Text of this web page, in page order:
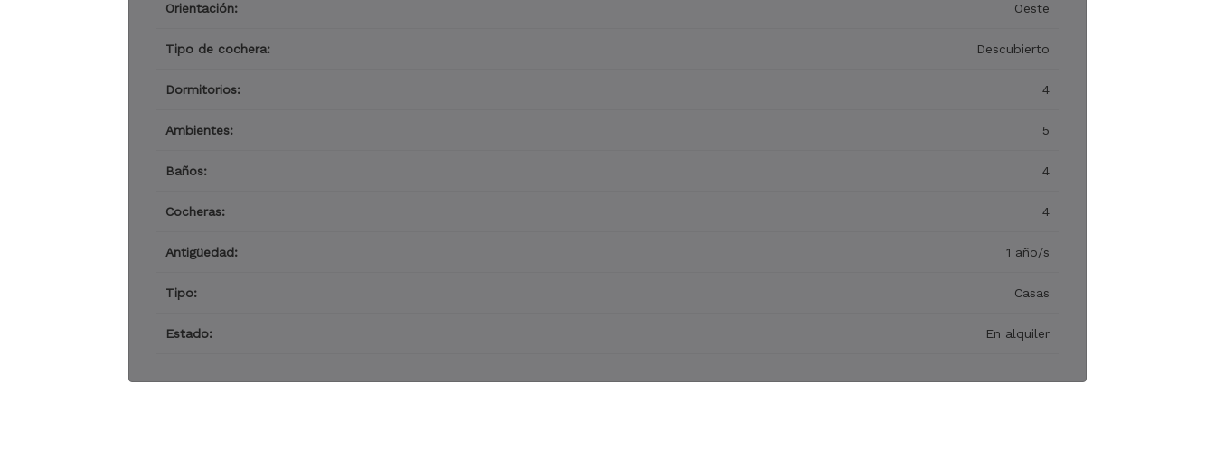
Orientación: Oeste
Tipo de cochera: Descubierto
Dormitorios: 4
Ambientes: 5
Baños: 4
Cocheras: 4
Antigüedad: 1 año/s
Tipo: Casas
Estado: En alquiler